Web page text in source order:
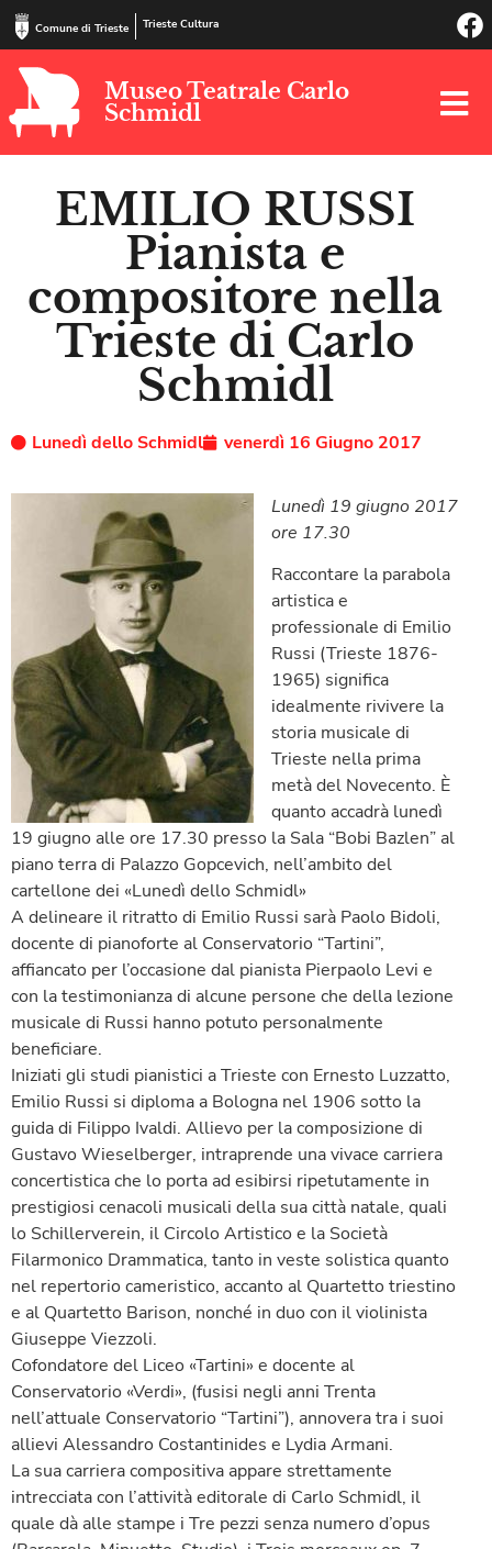
Comune di Trieste Trieste Cultura
Museo Teatrale Carlo
Schmidl
EMILIO RUSSI
Pianista e
compositore nella
Trieste di Carlo
Schmidl
Lunedì dello Schmidl venerdì 16 Giugno 2017
Lunedì 19 giugno 2017
ore 17.30
Raccontare la parabola
artistica e
professionale di Emilio
Russi (Trieste 1876-
1965) significa
idealmente rivivere la
storia musicale di
Trieste nella prima
metà del Novecento. È
quanto accadrà lunedì
19 giugno alle ore 17.30 presso la Sala “Bobi Bazlen” al
piano terra di Palazzo Gopcevich, nell’ambito del
cartellone dei «Lunedì dello Schmidl»
A delineare il ritratto di Emilio Russi sarà Paolo Bidoli,
docente di pianoforte al Conservatorio “Tartini”,
affiancato per l’occasione dal pianista Pierpaolo Levi e
con la testimonianza di alcune persone che della lezione
musicale di Russi hanno potuto personalmente
beneficiare.
Iniziati gli studi pianistici a Trieste con Ernesto Luzzatto,
Emilio Russi si diploma a Bologna nel 1906 sotto la
guida di Filippo Ivaldi. Allievo per la composizione di
Gustavo Wieselberger, intraprende una vivace carriera
concertistica che lo porta ad esibirsi ripetutamente in
prestigiosi cenacoli musicali della sua città natale, quali
lo Schillerverein, il Circolo Artistico e la Società
Filarmonico Drammatica, tanto in veste solistica quanto
nel repertorio cameristico, accanto al Quartetto triestino
e al Quartetto Barison, nonché in duo con il violinista
Giuseppe Viezzoli.
Cofondatore del Liceo «Tartini» e docente al
Conservatorio «Verdi», (fusisi negli anni Trenta
nell’attuale Conservatorio “Tartini”), annovera tra i suoi
allievi Alessandro Costantinides e Lydia Armani.
La sua carriera compositiva appare strettamente
intrecciata con l’attività editorale di Carlo Schmidl, il
quale dà alle stampe i Tre pezzi senza numero d’opus